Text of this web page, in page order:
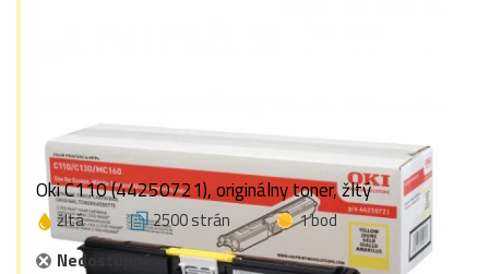
Oki C110 (44250721), originálny toner, žltý
žltá 2500 strán
1 bod
Nedostupné